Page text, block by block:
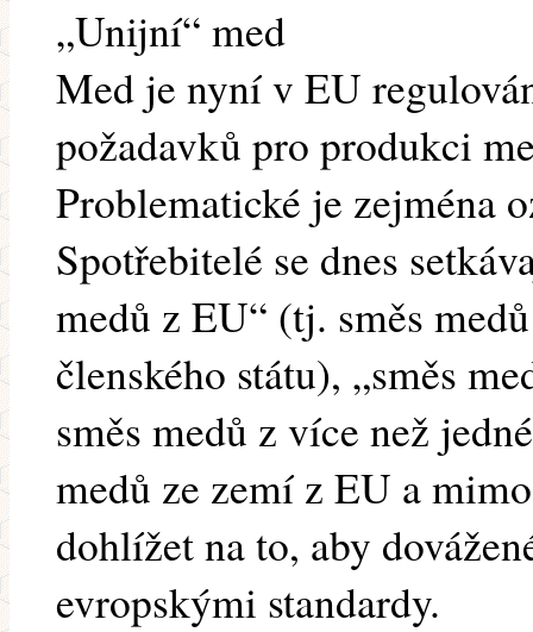
„Unijní“ med
Med je nyní v EU
požadavků pro produkci
Problematické je zejména
Spotřebitelé se dnes
medů z EU“ (tj. směs
členského státu), „směs
směs medů z více než
medů ze zemí z EU a
dohlížet na to, aby
evropskými standardy.